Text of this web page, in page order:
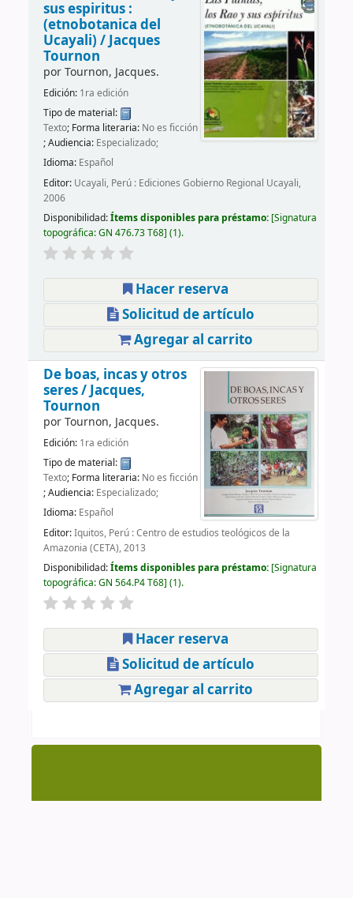
sus espiritus :
(etnobotanica del
Ucayali) /Jacques
Tournon
porTournon, Jacques.
Edición: 1ra edición
Tipo de material:
Texto; Forma literaria: No es ficción
; Audiencia: Especializado;
Idioma: Español
Editor: Ucayali, Perú : Ediciones Gobierno Regional Ucayali,
2006
Disponibilidad:Ítems disponibles para préstamo: Signatura
topográfica:GN 476.73 T68 (1).
Hacer reserva
Solicitud de artículo
Agregar al carrito
De boas, incas y otros
seres /Jacques,
Tournon
porTournon, Jacques.
Edición: 1ra edición
Tipo de material:
Texto; Forma literaria: No es ficción
; Audiencia: Especializado;
Idioma: Español
Editor:Iquitos, Perú : Centro de estudios teológicos de la
Amazonia (CETA), 2013
Disponibilidad:Ítems disponibles para préstamo: Signatura
topográfica:GN 564.P4 T68 (1).
Hacer reserva
Solicitud de artículo
Agregar al carrito